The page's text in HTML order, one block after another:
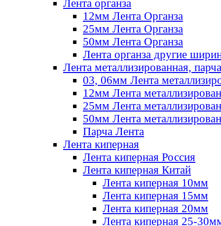
Лента органза
12мм Лента Органза
25мм Лента Органза
50мм Лента Органза
Лента органза другие
Лента металлизированная, парча
03, 06мм Лента
12мм Лента
25мм Лента
50мм Лента
Парча Лента
Лента киперная
Лента киперная Россия
Лента киперная Китай
Лента киперная 10мм
Лента киперная 15мм
Лента киперная 20мм
Лента киперная 25-